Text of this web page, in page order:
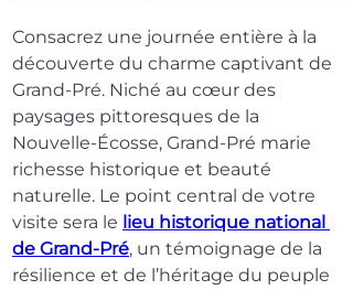
Consacrez une journée entière à la
découverte du charme captivant de
Grand-Pré. Niché au cœur des
paysages pittoresques de la
Nouvelle-Écosse, Grand-Pré marie
richesse historique et beauté
naturelle. Le point central de votre
visite sera le lieu historique national
de Grand-Pré, un témoignage de la
résilience et de l’héritage du peuple